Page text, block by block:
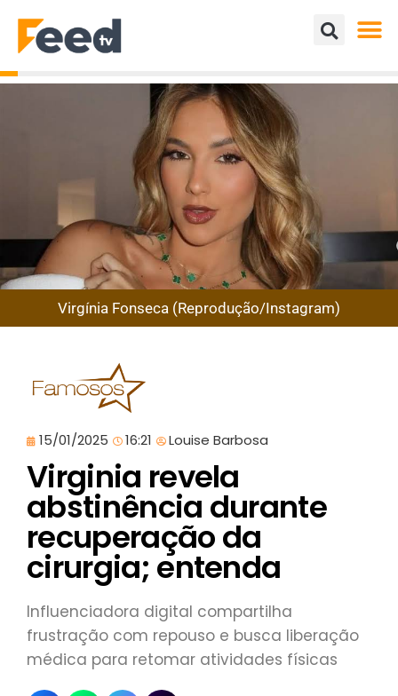
Virgínia Fonseca (Reprodução/Instagram)
15/01/2025 16:21 Louise Barbosa
Virginia revela
abstinência durante
recuperação da
cirurgia; entenda
Influenciadora digital compartilha
frustração com repouso e busca liberação
médica para retomar atividades físicas